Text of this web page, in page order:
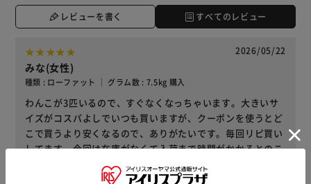
レビューを書く すべてのレビュー
2026/05/22
みな(女性)
種類 : ローファット ｜ グラム数 : 7.5kg 購入
わんこが3匹いるので、すぐなくなっちゃいます。大きいサ
イズがコスパよしでいつも買いますが、クーポンを使うとど
こで買うより安くなるので、ありがたいです。毎回リピ買い
してます。今回は在庫がなくて入荷まで時間がかかるとのこ
とでしたが、対応もすごく丁寧でありがたかったです。